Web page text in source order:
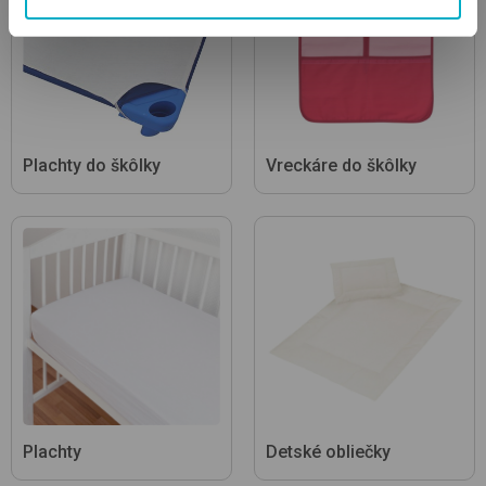
Plachty do škôlky Vreckáre do škôlky
Plachty Detské obliečky